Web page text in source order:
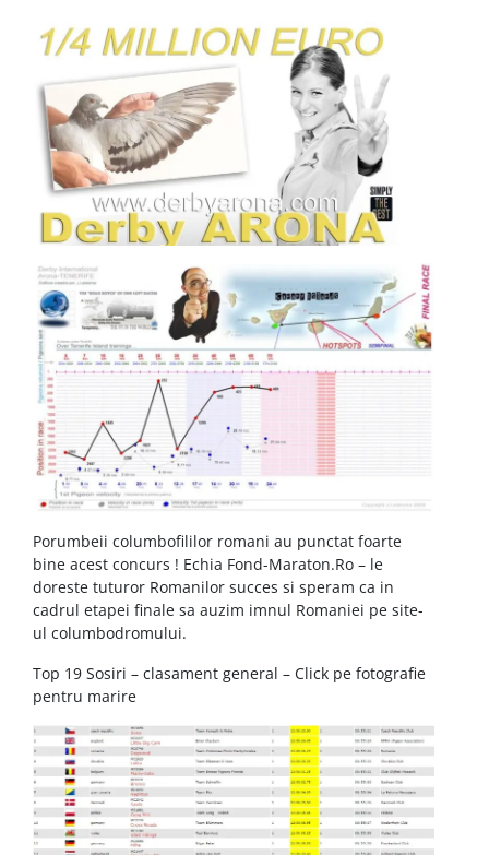
Porumbeii columbofililor romani au punctat foarte
bine acest concurs ! Echia Fond-Maraton.Ro – le
doreste tuturor Romanilor succes si speram ca in
cadrul etapei finale sa auzim imnul Romaniei pe site-
ul columbodromului.
Top 19 Sosiri – clasament general – Click pe fotografie
pentru marire